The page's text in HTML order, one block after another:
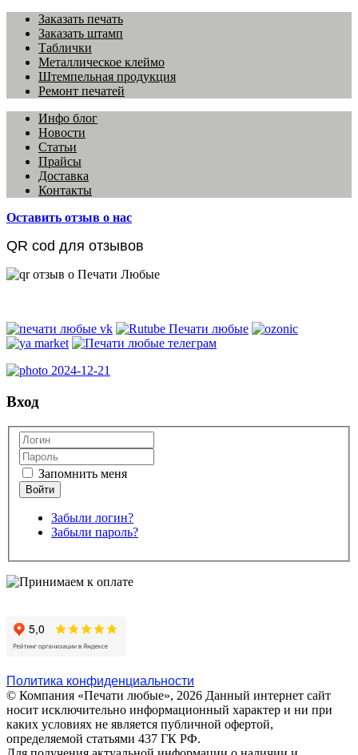
Заказать печать
Заказать штамп
Таблички
Металлическое клеймо
Штемпельная продукция
Ремонт печатей
Инфо блог
Новости
Статьи
Прайсы
Доставка
Контакты
Оставить отзыв о нас
QR cod для отзывов
Вход
Запомнить меня
Забыли логин?
Забыли пароль?
Политика конфиденциальности
© Компания «Печати любые», 2026 Данный интернет сайт
носит исключительно информационный характер и ни при
каких условиях не является публичной офертой,
определяемой статьями 437 ГК РФ.